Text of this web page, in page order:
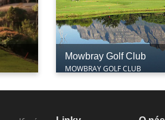
Mowbray Golf Club
MOWBRAY GOLF CLUB